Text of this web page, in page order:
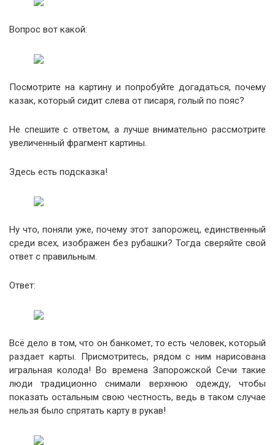
Вопрос вот какой:
Посмотрите на картину и попробуйте догадаться, почему
казак, который сидит слева от писаря, голый по пояс?
Не спешите с ответом, а лучше внимательно рассмотрите
увеличенный фрагмент картины.
Здесь есть подсказка!
Ну что, поняли уже, почему этот запорожец, единственный
среди всех, изображен без рубашки? Тогда сверяйте свой
ответ с правильным.
Ответ:
Всё дело в том, что он банкомет, то есть человек, который
раздает карты. Присмотритесь, рядом с ним нарисована
игральная колода! Во времена Запорожской Сечи такие
люди традиционно снимали верхнюю одежду, чтобы
показать остальным свою честность, ведь в таком случае
нельзя было спрятать карту в рукав!